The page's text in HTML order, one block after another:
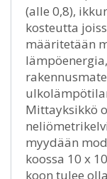
(alle 0,8),
kosteutta
määritetään
Mittayksikkö
myydään
koossa 10 x
koon tulee